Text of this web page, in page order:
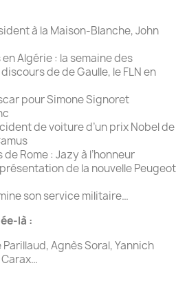
à la Maison-Blanche, John
Algérie : la semaine des
de de Gaulle, le FLN en
pour Simone Signoret
de voiture d’un prix Nobel de
Rome : Jazy à l’honneur
de la nouvelle Peugeot
son service militaire…
là :
Agnès Soral, Yannich